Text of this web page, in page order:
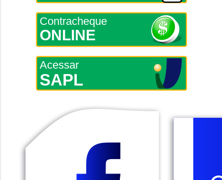
Contracheque
ONLINE
Acessar
SAPL